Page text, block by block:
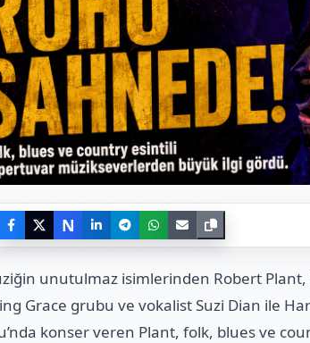
N
unutulmaz isimlerinden Robert Plant,
Grace grubu ve vokalist Suzi Dian ile
konser veren Plant, folk, blues ve